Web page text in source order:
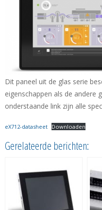
Dit paneel uit de glas serie
eigenschappen als de andere
onderstaande link zijn alle
eX712-datasheet Downloaden
Gerelateerde berichten: